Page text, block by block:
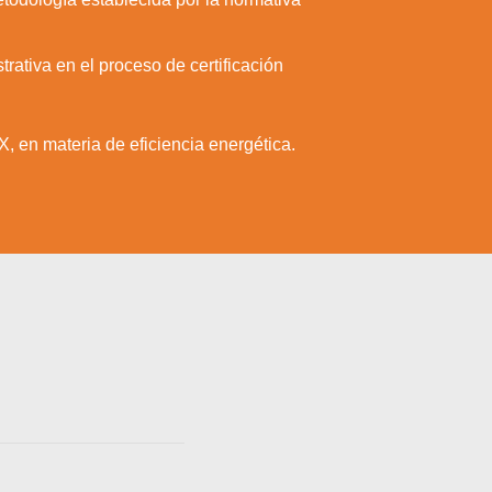
en el proceso de certificación
en materia de eficiencia energética.